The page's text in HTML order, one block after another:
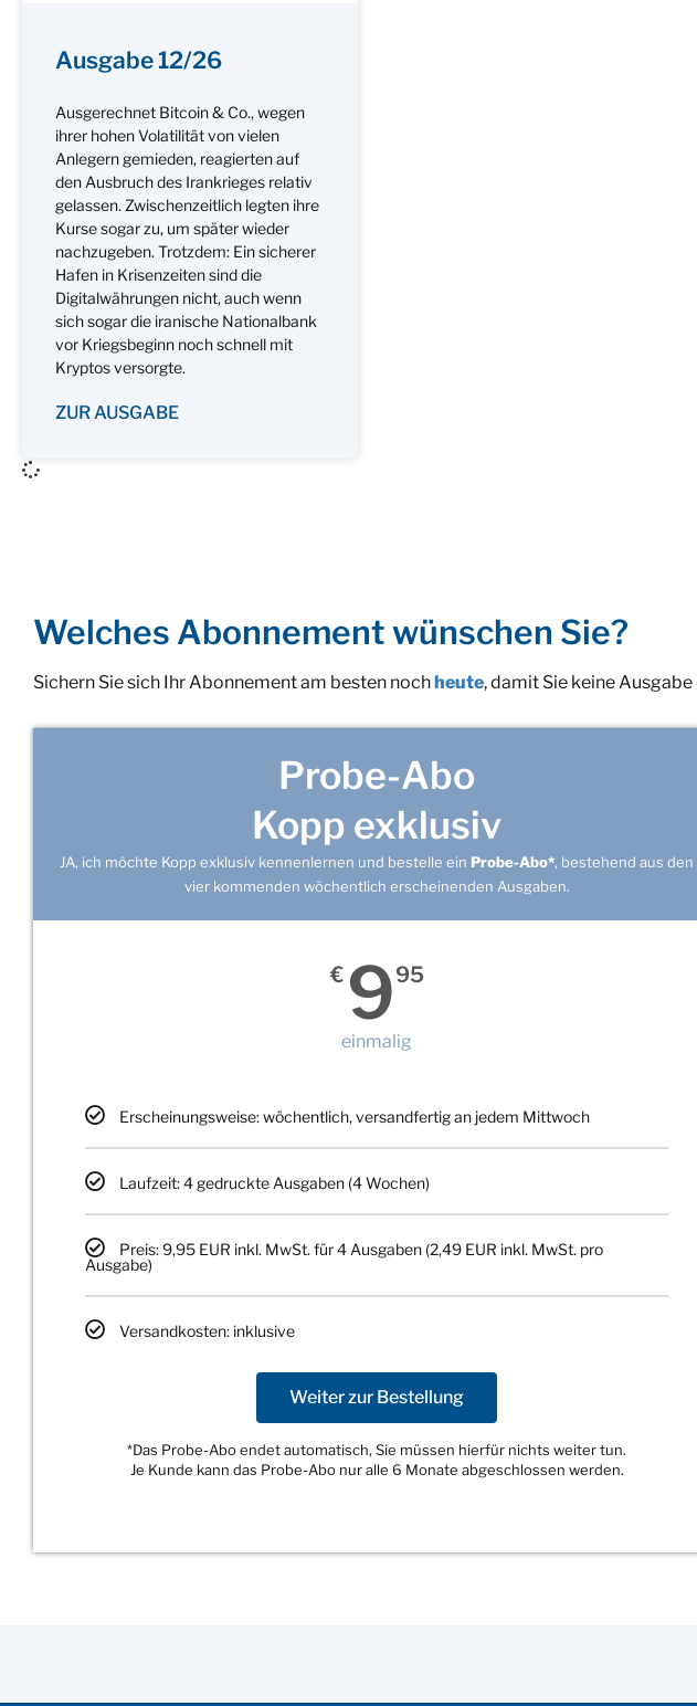
Ausgabe 12/26
Ausgerechnet Bitcoin & Co., wegen
ihrer hohen Volatilität von vielen
Anlegern gemieden, reagierten auf
den Ausbruch des Irankrieges relativ
gelassen. Zwischenzeitlich legten ihre
Kurse sogar zu, um später wieder
nachzugeben. Trotzdem: Ein sicherer
Hafen in Krisenzeiten sind die
Digitalwährungen nicht, auch wenn
sich sogar die iranische Nationalbank
vor Kriegsbeginn noch schnell mit
Kryptos versorgte.
ZUR AUSGABE
Welches Abonnement wünschen Sie?
Sichern Sie sich Ihr Abonnement am besten nochheute, damit Sie keine
Probe-Abo
Kopp exklusiv
JA, ich möchte Kopp exklusiv kennenlernen und bestelle ein Probe-Abo*, bestehend aus den
vier kommenden wöchentlich erscheinenden Ausgaben.
€ 995
einmalig
Erscheinungsweise: wöchentlich, versandfertig an jedem Mittwoch
Laufzeit: 4 gedruckte Ausgaben (4 Wochen)
Preis: 9,95 EUR inkl. MwSt. für 4 Ausgaben (2,49 EUR inkl. MwSt. pro
Ausgabe)
Versandkosten: inklusive
Weiter zur Bestellung
*Das Probe-Abo endet automatisch, Sie müssen hierfür nichts weiter tun.
Je Kunde kann das Probe-Abo nur alle 6 Monate abgeschlossen werden.